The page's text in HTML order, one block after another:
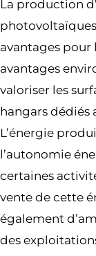
La production
avantages pour
avantages
valoriser les
hangars dédiés
L’énergie
l’autonomie
certaines
vente de cette
également
des